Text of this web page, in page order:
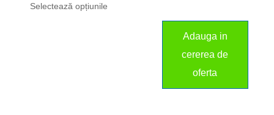
Selectează opțiunile
Adauga in
cererea de
oferta